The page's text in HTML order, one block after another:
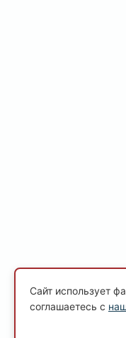
Сайт использует
соглашаетесь с